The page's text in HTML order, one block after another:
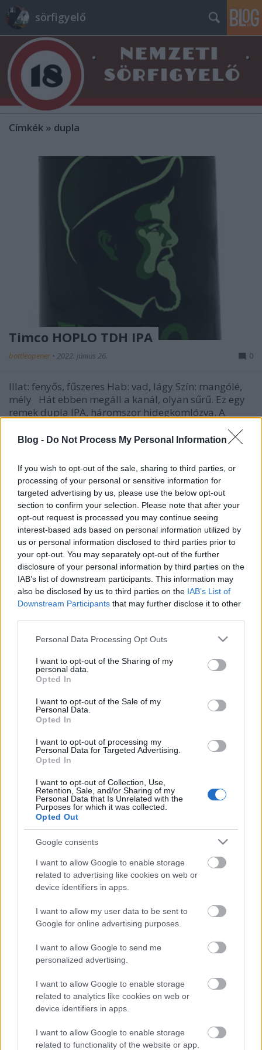
Blog - Do Not Process My Personal Information
If you wish to opt-out of the sale, sharing to third parties, or
processing of your personal or sensitive information for
targeted advertising by us, please use the below opt-out
section to confirm your selection. Please note that after your
opt-out request is processed you may continue seeing
interest-based ads based on personal information utilized by
us or personal information disclosed to third parties prior to
your opt-out. You may separately opt-out of the further
disclosure of your personal information by third parties on the
IAB’s list of downstream participants. This information may
also be disclosed by us to third parties on the IAB’s List of
Downstream Participants that may further disclose it to other
Please note that this website/app uses one or more Google
not limited to your visit or usage behaviour. You may click to
grant or deny consent to Google and its third-party tags to
use your data for below specified purposes in below Google
consent section.
Personal Data Processing Opt Outs
I want to opt-out of the Sharing of my
personal data.
Opted In
I want to opt-out of the Sale of my
Personal Data.
Opted In
I want to opt-out of processing my
Personal Data for Targeted Advertising.
Opted In
I want to opt-out of Collection, Use,
Retention, Sale, and/or Sharing of my
Personal Data that Is Unrelated with the
Purposes for which it was collected.
Opted Out
Google consents
I want to allow Google to enable storage
related to advertising like cookies on web or
device identifiers in apps.
I want to allow my user data to be sent to
Google for online advertising purposes.
I want to allow Google to send me
personalized advertising.
I want to allow Google to enable storage
related to analytics like cookies on web or
device identifiers in apps.
I want to allow Google to enable storage
related to functionality of the website or app.
sörfigyelő
Címkék » dupla
Timco HOPLO TDH IPA
bottleopener • 2022. június 26. 0
Illat: fenyős, fűszeres Hab: vad, lágy Szín: mangólé,
mély Hát ebben megáll a kanál, olyan sűrű. Ez egy
remek dupla IPA, háromszor hidegkomlózva. A
össze, ahol minden a helyén van. A kiemelkedően
Oasis Kipcsak DIPA
Madnezz•2022. február 06.
Illat: körte, narancs Hab: sok, kemény Szín: félbarna
Óvatosan elővéve is úgy habzott nyitás után, hogy
sörbuzgárok keletkeztek, amire nem találtam
magyarázatot. Ezzel ki is ment belőle a szénsav. A
Mad Scientist Burnout Specialist
Madnezz•2021. június 11.
Illat: ananász, mandarin Hab: alig Szín: zavaros
narancs Kezdem a bizonyítvány magyarázatával,